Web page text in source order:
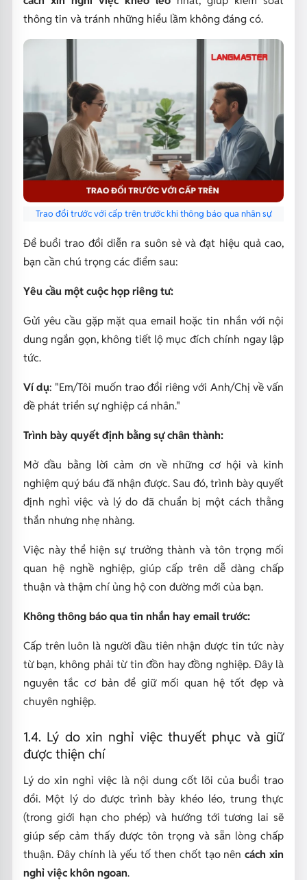
thông tin và tránh những hiểu lầm không đáng có.
Trao đổi trước với cấp trên trước khi thông báo qua nhân sự
Để buổi trao đổi diễn ra suôn sẻ và đạt hiệu quả cao,
bạn cần chú trọng các điểm sau:
Yêu cầu một cuộc họp riêng tư:
Gửi yêu cầu gặp mặt qua email hoặc tin nhắn với nội
dung ngắn gọn, không tiết lộ mục đích chính ngay lập
tức.
Ví dụ: "Em/Tôi muốn trao đổi riêng với Anh/Chị về vấn
đề phát triển sự nghiệp cá nhân."
Trình bày quyết định bằng sự chân thành:
Mở đầu bằng lời cảm ơn về những cơ hội và kinh
nghiệm quý báu đã nhận được. Sau đó, trình bày quyết
định nghỉ việc và lý do đã chuẩn bị một cách thẳng
thắn nhưng nhẹ nhàng.
Việc này thể hiện sự trưởng thành và tôn trọng mối
quan hệ nghề nghiệp, giúp cấp trên dễ dàng chấp
thuận và thậm chí ủng hộ con đường mới của bạn.
Không thông báo qua tin nhắn hay email trước:
Cấp trên luôn là người đầu tiên nhận được tin tức này
từ bạn, không phải từ tin đồn hay đồng nghiệp. Đây là
nguyên tắc cơ bản để giữ mối quan hệ tốt đẹp và
chuyên nghiệp.
1.4. Lý do xin nghỉ việc thuyết phục và giữ
được thiện chí
Lý do xin nghỉ việc là nội dung cốt lõi của buổi trao
đổi. Một lý do được trình bày khéo léo, trung thực
(trong giới hạn cho phép) và hướng tới tương lai sẽ
giúp sếp cảm thấy được tôn trọng và sẵn lòng chấp
thuận. Đây chính là yếu tố then chốt tạo nêncách xin
nghỉ việc khôn ngoan.